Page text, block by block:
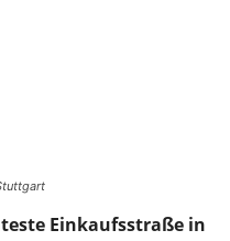
Einkaufsstraße in